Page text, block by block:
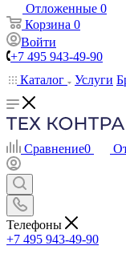
Отложенные 0
Корзина 0
Войти
+7 495 943-49-90
Каталог
Услуги
Сравнение0
Телефоны
+7 495 943-49-90